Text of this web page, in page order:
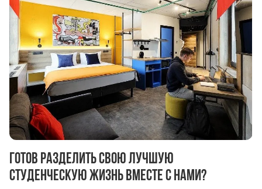
Готов разделить свою лучшую
студенческую жизнь вместе с нами?